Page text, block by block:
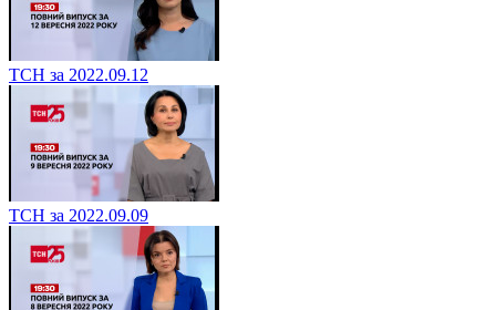
ТСН за 2022.09.12
ТСН за 2022.09.09